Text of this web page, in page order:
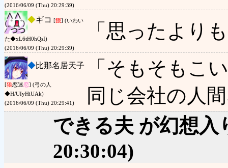
(2016/06/09 (Thu) 20:29:39)
◆ギコ [餓] (いわい
た◆xL6tH0hQsI)
(2016/06/09 (Thu) 20:29:39)
「思ったより
◆比那名居天子
[狼恋迷恋] (弓の人
◆H/UIyHiUAk)
(2016/06/09 (Thu) 20:29:41)
「そもそもこ
同じ会社の人
できる夫 が幻想入
20:30:04)